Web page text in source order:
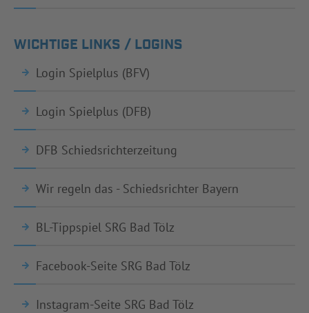
WICHTIGE LINKS / LOGINS
Login Spielplus (BFV)
Login Spielplus (DFB)
DFB Schiedsrichterzeitung
Wir regeln das - Schiedsrichter Bayern
BL-Tippspiel SRG Bad Tölz
Facebook-Seite SRG Bad Tölz
Instagram-Seite SRG Bad Tölz